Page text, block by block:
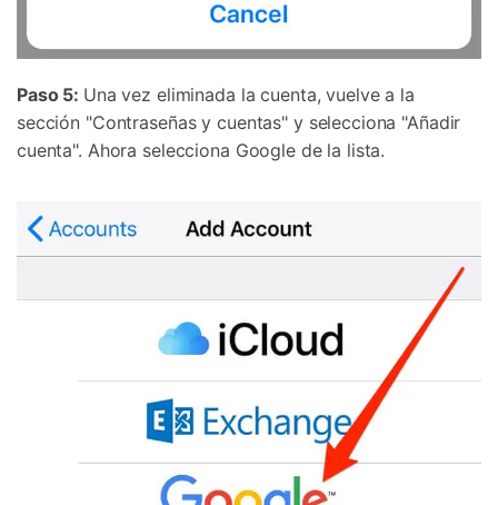
Paso 5: Una vez eliminada la cuenta, vuelve a la
sección "Contraseñas y cuentas" y selecciona "Añadir
cuenta". Ahora selecciona Google de la lista.